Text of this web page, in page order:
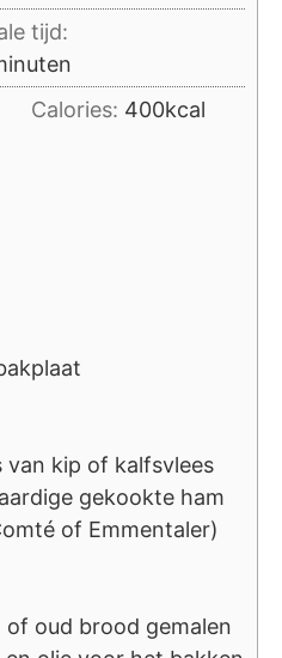
tijd:
Calories: 400kcal
van kip of kalfsvlees
gekookte ham
of Emmentaler)
of oud brood gemalen